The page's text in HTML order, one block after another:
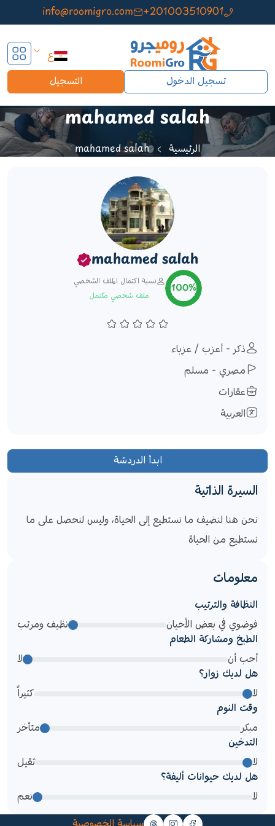
+201003510901
info@roomigro.com
ع
تسجيل الدخول
التسجيل
mahamed salah
الرئيسية mahamed salah
mahamed salah
100%
نسبة اكتمال الملف الشخصي
ملف شخصي مكتمل
ذكر - أعزب / عزباء
مصري - مسلم
عقارات
العربية
ابدأ الدردشة
السيرة الذاتية
نستطيع من الحياة
معلومات
النظافة والترتيب
فوضوي في بعض الأحيان
نظيف ومرتب
الطبخ ومشاركة الطعام
أحب أن
لا
هل لديك زوار؟
لا
كثيراً
وقت النوم
مبكر
متأخر
التدخين
لا
ثقيل
هل لديك حيوانات أليفة؟
لا
نعم